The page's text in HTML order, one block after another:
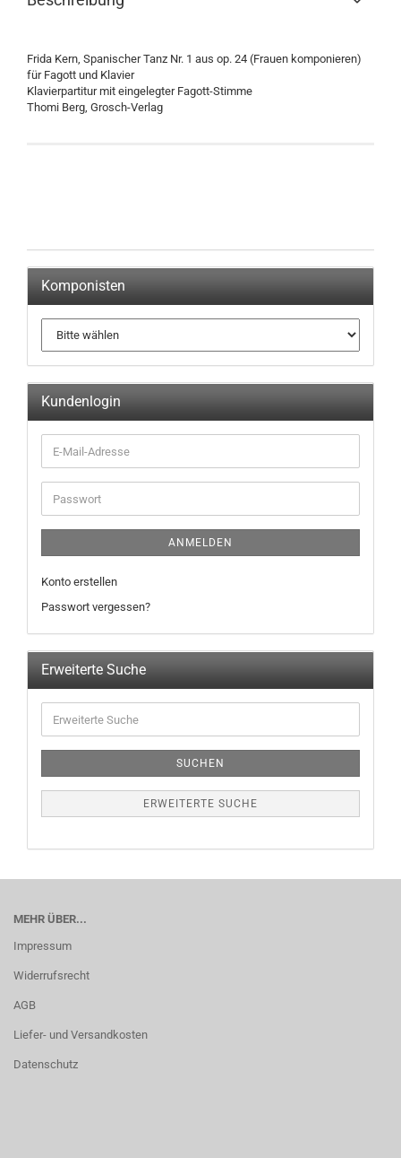
Frida Kern, Spanischer Tanz Nr. 1 aus op. 24 (Frauen komponieren)
für Fagott und Klavier
Klavierpartitur mit eingelegter Fagott-Stimme
Thomi Berg, Grosch-Verlag
Komponisten
Kundenlogin
ANMELDEN
Konto erstellen
Passwort vergessen?
Erweiterte Suche
SUCHEN
ERWEITERTE SUCHE
MEHR ÜBER...
Impressum
Widerrufsrecht
AGB
Liefer- und Versandkosten
Datenschutz